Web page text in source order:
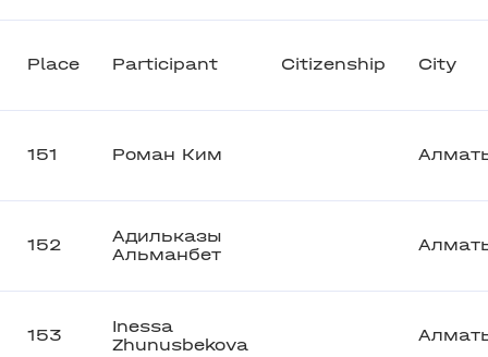
Place Participant Citizenship City
151 Роман Ким
152
Адильказы
Альманбет
153
Inessa
Zhunusbekova